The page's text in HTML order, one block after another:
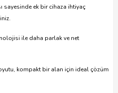
sayesinde ek bir cihaza ihtiyaç
ile daha parlak ve net
kompakt bir alan için ideal çözüm